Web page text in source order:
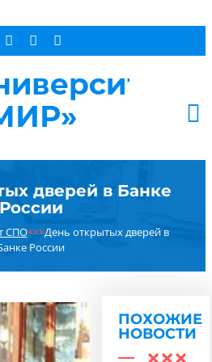
дверей в Банке
России
СПО×××День открытых дверей в
России
ПОХОЖИЕ
НОВОСТИ